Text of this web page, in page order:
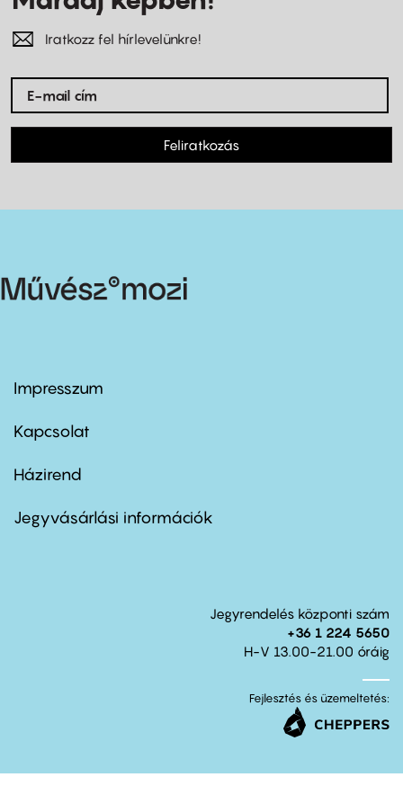
Iratkozz fel hírlevelünkre!
Feliratkozás
Footer
first
Impresszum
Kapcsolat
Footer
second
Házirend
Jegyvásárlási információk
Jegyrendelés központi szám
+36 1 224 5650
H-V 13.00-21.00 óráig
Fejlesztés és üzemeltetés: